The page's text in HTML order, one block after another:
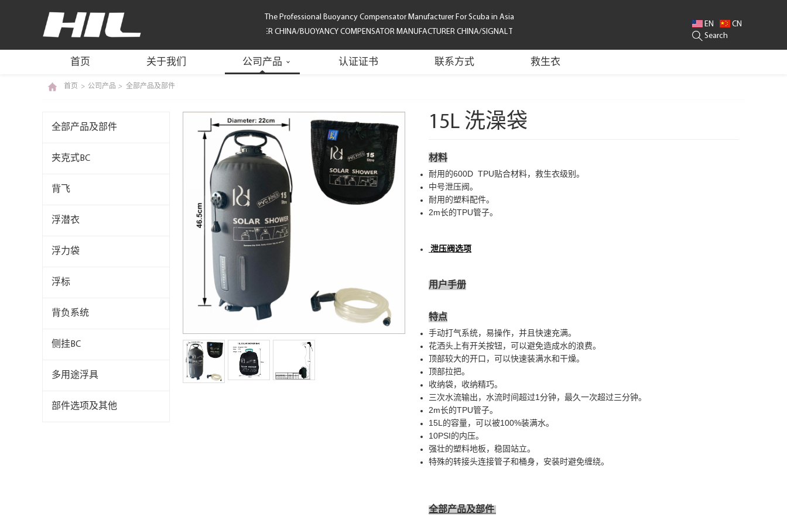
The Professional Buoyancy Compensator Manufacturer For Scuba in Asia
BC/BCD MANUFACTURER CHINA/BUOYANCY COMPENSATOR MANUFACTURER CHINA/SIGNAL TUBE/SURFACE MAKER/SNORKEL VEST/LIFT BAG/BCD OEM/BC SUPPLIER/BC
EN
CN
Search
首页 关于我们 公司产品 认证证书 联系方式 救生衣
首页 > 公司产品 > 全部产品及部件
全部产品及部件
夹克式BC
背飞
浮潜衣
浮力袋
浮标
背负系统
侧挂BC
多用途浮具
部件选项及其他
15L 洗澡袋
材料
耐用的600D TPU贴合材料，救生衣级别。
中号泄压阀。
耐用的塑料配件。
2m长的TPU管子。
泄压阀选项
用户手册
特点
手动打气系统，易操作，并且快速充满。
花洒头上有开关按钮，可以避免造成水的浪费。
顶部较大的开口，可以快速装满水和干燥。
顶部拉把。
收纳袋，收纳精巧。
三次水流输出，水流时间超过1分钟，最久一次超过三分钟。
2m长的TPU管子。
15L的容量，可以被100%装满水。
10PSI的内压。
强壮的塑料地板，稳固站立。
特殊的转接头连接管子和桶身，安装时避免缠绕。
全部产品及部件